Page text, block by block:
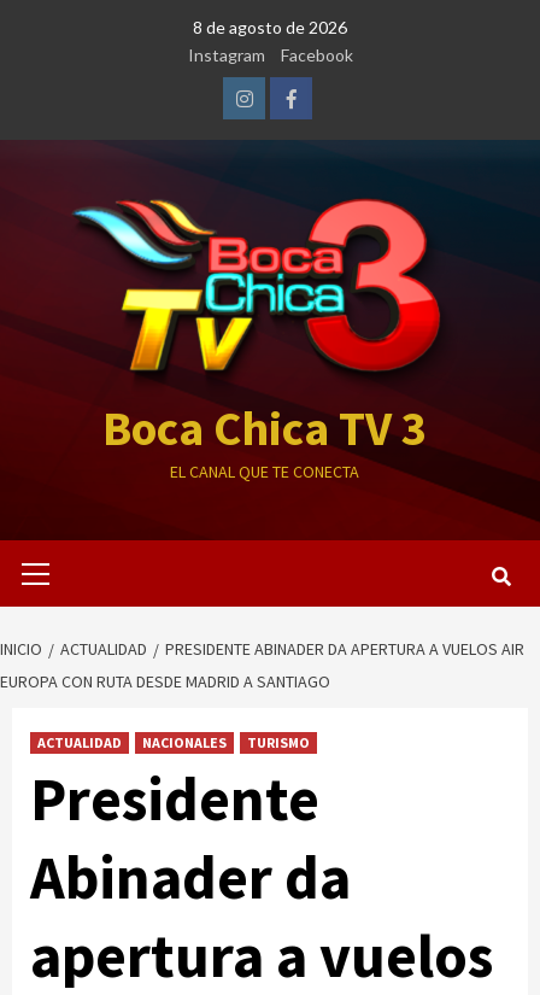
8 de agosto de 2026
Instagram
Facebook
InstagramFacebook
Boca Chica TV 3
EL CANAL QUE TE CONECTA
primario
INICIO ACTUALIDAD
PRESIDENTE ABINADER DA APERTURA A VUELOS AIR
EUROPA CON RUTA DESDE MADRID A SANTIAGO
ACTUALIDAD NACIONALES TURISMO
Presidente
Abinader da
apertura a vuelos